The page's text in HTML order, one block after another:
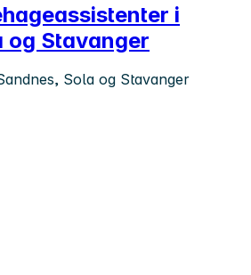
i
og Stavanger
Sola og Stavanger